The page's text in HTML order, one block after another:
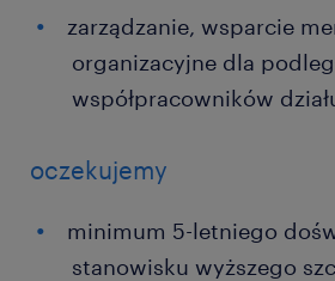
zarządzanie, wsparcie
organizacyjne dla
współpracowników
oczekujemy
minimum 5-letniego
stanowisku wyższego